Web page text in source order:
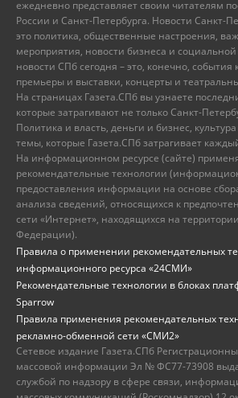
ежедневно представляет своим читателям
России и Санкт-Петербурга. Новости Санкт-
это политика, общественные настроения,
мероприятия, новости бизнеса и
новости СПб сегодня – это, конечно, события
премьеры и выставки, концерты и
На страницах Газета.СПб вы узнаете
которые затрагивают не только Санкт-
Политика и власть, деньги и бизнес,
темы, которые Газета.СПб затрагивает
На информационном ресурсе (сайте)
рекомендательные технологии
предоставления информации на основе
анализа сведений, относящихся к
сети «Интернет», находящихся на
Федерации).
Правила о применении рекомендательных
информационного ресурса «24СМИ»
Рекомендательные технологии в блоках
Sparrow
Правила применения рекомендательных
рекламно-обменной сети «СМИ2»
Сетевое издание Газета.СПб
массовой информации Эл № ФС77-73908
службой по надзору в сфере связи,